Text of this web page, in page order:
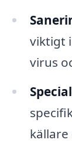
viktigt
virus